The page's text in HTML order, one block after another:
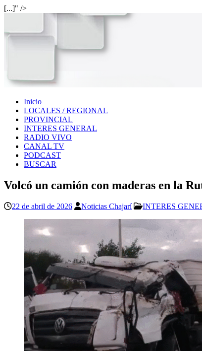
[...]" />
Inicio
LOCALES / REGIONAL
PROVINCIAL
INTERES GENERAL
RADIO VIVO
CANAL TV
PODCAST
BUSCAR
Volcó un camión con maderas en la
22 de abril de 2026 Noticias Chajarí INTERES